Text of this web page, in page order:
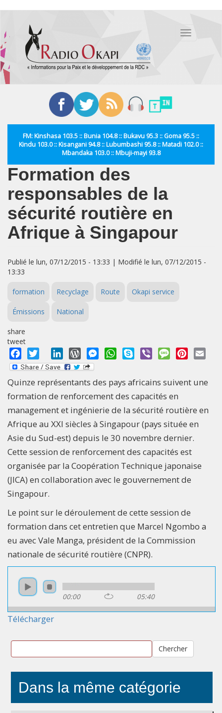
contenu
principal
Toggle
FM: Kinshasa 103.5 :: Bunia 104.8 :: Bukavu 95.3 :: Goma 95.5 ::
Kindu 103.0 :: Kisangani 94.8 :: Lubumbashi 95.8 :: Matadi 102.0 ::
Mbandaka 103.0 :: Mbuji-mayi 93.8
Formation des
responsables de la
sécurité routière en
Afrique à Singapour
Publié le lun, 07/12/2015 - 13:33 | Modifié le lun, 07/12/2015 -
13:33
formation Recyclage Route Okapi service
Émissions National
share
tweet
Facebook
Twitter LinkedInWordPressMessengerWhatsApp
Skype Viber MessagePinterest
Quinze représentants des pays africains suivent une
formation de renforcement des capacités en
management et ingénierie de la sécurité routière en
Afrique au XXI siècles à Singapour (pays située en
Asie du Sud-est) depuis le 30 novembre dernier.
Cette session de renforcement des capacités est
organisée par la Coopération Technique japonaise
(JICA) en collaboration avec le gouvernement de
Singapour.
Le point sur le déroulement de cette session de
formation dans cet entretien que Marcel Ngombo a
eu avec Vale Manga, président de la Commission
nationale de sécurité routière (CNPR).
00:00 05:40
Télécharger
Chercher
Dans la même catégorie